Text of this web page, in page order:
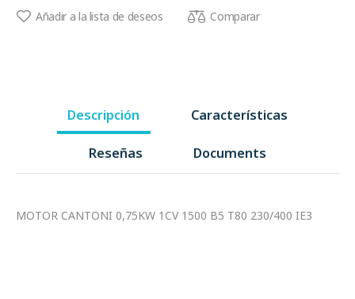
Añadir a la lista de deseos Comparar
Descripción Características
Reseñas Documents
MOTOR CANTONI 0,75KW 1CV 1500 B5 T80 230/400 IE3